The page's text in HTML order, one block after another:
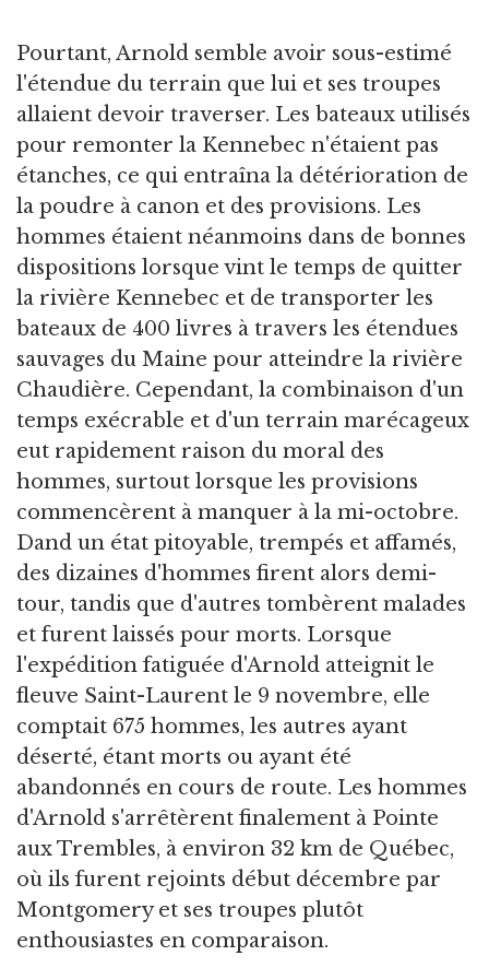
Pourtant, Arnold semble avoir sous-estimé
l'étendue du terrain que lui et ses troupes
allaient devoir traverser. Les bateaux utilisés
pour remonter la Kennebec n'étaient pas
étanches, ce qui entraîna la détérioration de
la poudre à canon et des provisions. Les
hommes étaient néanmoins dans de bonnes
dispositions lorsque vint le temps de quitter
la rivière Kennebec et de transporter les
bateaux de 400 livres à travers les étendues
sauvages du Maine pour atteindre la rivière
Chaudière. Cependant, la combinaison d'un
temps exécrable et d'un terrain marécageux
eut rapidement raison du moral des
hommes, surtout lorsque les provisions
commencèrent à manquer à la mi-octobre.
Dand un état pitoyable, trempés et affamés,
des dizaines d'hommes firent alors demi-
tour, tandis que d'autres tombèrent malades
et furent laissés pour morts. Lorsque
l'expédition fatiguée d'Arnold atteignit le
fleuve Saint-Laurent le 9 novembre, elle
comptait 675 hommes, les autres ayant
déserté, étant morts ou ayant été
abandonnés en cours de route. Les hommes
d'Arnold s'arrêtèrent finalement à Pointe
aux Trembles, à environ 32 km de Québec,
où ils furent rejoints début décembre par
Montgomery et ses troupes plutôt
enthousiastes en comparaison.